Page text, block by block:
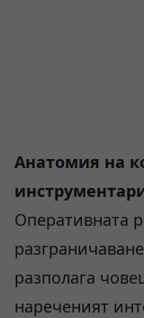
Анатомия на
Оперативната
разполага
нареченият